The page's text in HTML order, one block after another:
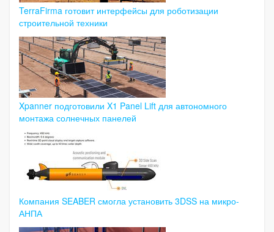
TerraFirma готовит интерфейсы для роботизации
строительной техники
Xpanner подготовили X1 Panel Lift для автономного
монтажа солнечных панелей
Компания SEABER смогла установить 3DSS на микро-
АНПА